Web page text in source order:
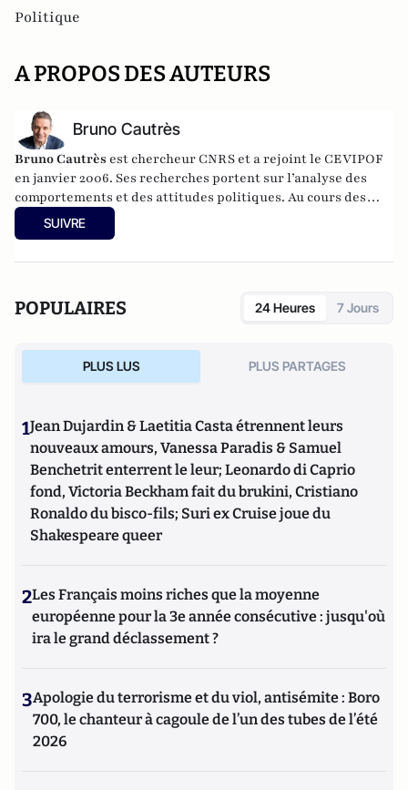
Politique
A PROPOS DES AUTEURS
Bruno Cautrès
Bruno Cautrès est chercheur CNRS et a rejoint le CEVIPOF
en janvier 2006. Ses recherches portent sur l’analyse des
comportements et des attitudes politiques. Au cours des
années récentes, il a participé à différentes recherches
françaises ou européennes portant sur la participation
européenne dans les électorats et les opinions publiques. Il
(toujours) l'Europe ?(éditions de La Documentation
Française, 2014) etHistoire d’une révolution électorale
(2015-2018)avec Anne Muxel (Classiques Garnier, 2019).
SUIVRE
POPULAIRES 24 Heures 7 Jours
PLUS LUS PLUS PARTAGES
1Jean Dujardin & Laetitia Casta étrennent leurs
nouveaux amours, Vanessa Paradis & Samuel
Benchetrit enterrent le leur; Leonardo di Caprio
fond, Victoria Beckham fait du brukini, Cristiano
Ronaldo du bisco-fils; Suri ex Cruise joue du
Shakespeare queer
2Les Français moins riches que la moyenne
européenne pour la 3e année consécutive : jusqu'où
ira le grand déclassement ?
3Apologie du terrorisme et du viol, antisémite : Boro
700, le chanteur à cagoule de l’un des tubes de l’été
2026